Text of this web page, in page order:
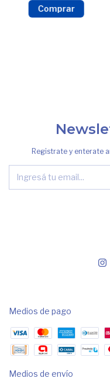
Comprar
Registrate y enterate
Medios de pago
Medios de envío